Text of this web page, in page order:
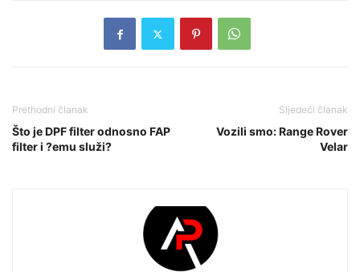
Prethodni članak
Što je DPF filter odnosno FAP
filter i ?emu služi?
Sljedeći članak
Vozili smo: Range Rover
Velar